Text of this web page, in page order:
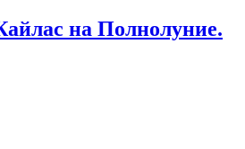
на Полнолуние.